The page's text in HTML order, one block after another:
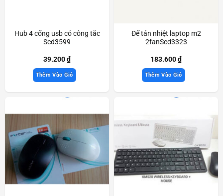
Hub 4 cổng usb có công tắc
Scd3599
39.200₫
Thêm Vào Giỏ
Đế tản nhiệt laptop m2
2fanScd3323
183.600₫
Thêm Vào Giỏ